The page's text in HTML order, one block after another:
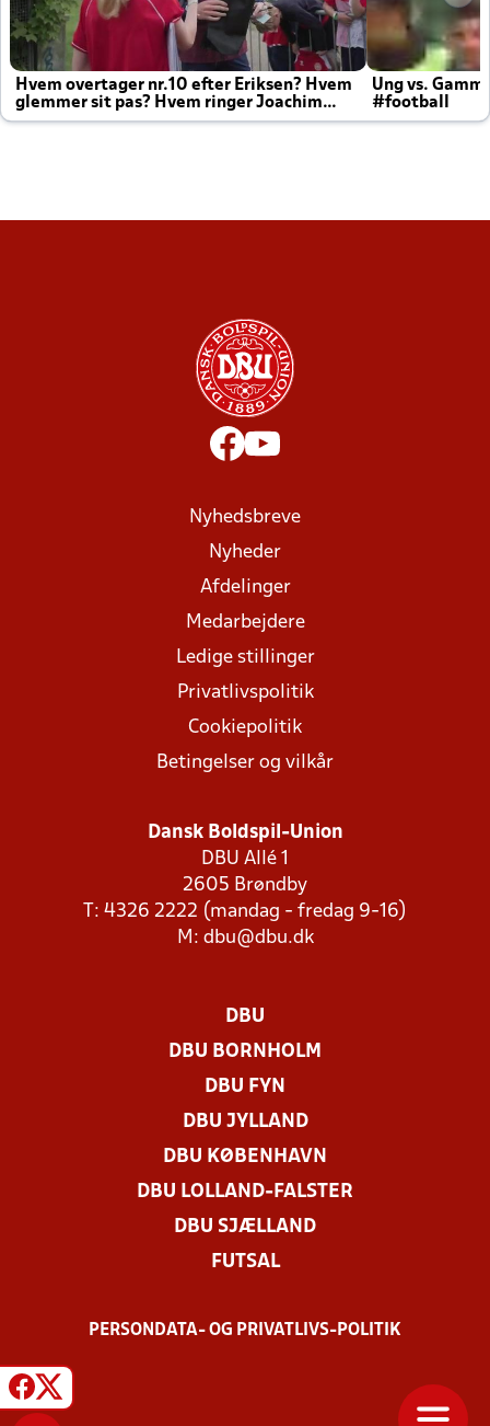
Hvem overtager nr.10 efter Eriksen? Hvem
glemmer sit pas? Hvem ringer Joachim
altid til efter kampe?
Ung vs.
#football
Nyhedsbreve
Nyheder
Afdelinger
Medarbejdere
Ledige stillinger
Privatlivspolitik
Cookiepolitik
Betingelser og vilkår
Dansk Boldspil-Union
DBU Allé 1
2605 Brøndby
T: 4326 2222 (mandag - fredag 9-16)
M: dbu@dbu.dk
DBU
DBU BORNHOLM
DBU FYN
DBU JYLLAND
DBU KØBENHAVN
DBU LOLLAND-FALSTER
DBU SJÆLLAND
FUTSAL
PERSONDATA- OG PRIVATLIVS-POLITIK